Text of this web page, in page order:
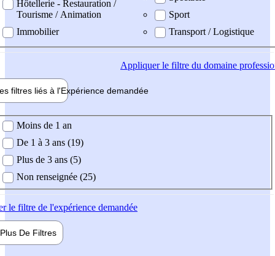
Hôtellerie - Restauration /
Tourisme / Animation
Immobilier
Sport
Transport / Logistique
Appliquerle filtre du domaine
filtres liés à l'Expérience demandée
demandée
Moins de 1 an
De 1 à 3 ans (19)
Plus de 3 ans (5)
Non renseignée (25)
le filtre de l'expérience demandée
Plus De Filtres